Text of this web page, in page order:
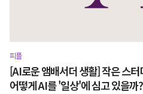
피플
[AI로운 앰배서더 생활] 작은 스
어떻게 AI를 '일상'에 심고 있을까?